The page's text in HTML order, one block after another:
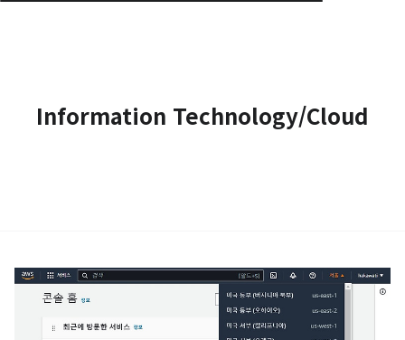
Information Technology/Cloud